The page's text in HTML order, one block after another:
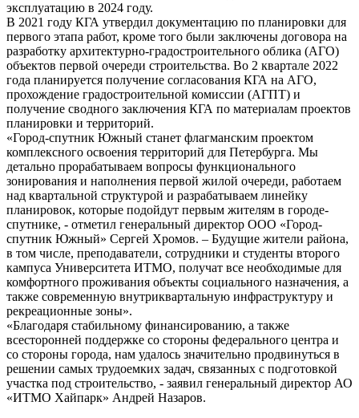
эксплуатацию в 2024 году.
В 2021 году КГА утвердил документацию по планировки для
первого этапа работ, кроме того были заключены договора на
разработку архитектурно-градостроительного облика (АГО)
объектов первой очереди строительства. Во 2 квартале 2022
года планируется получение согласования КГА на АГО,
прохождение градостроительной комиссии (АГПТ) и
получение сводного заключения КГА по материалам проектов
планировки и территорий.
«Город-спутник Южный станет флагманским проектом
комплексного освоения территорий для Петербурга. Мы
детально прорабатываем вопросы функционального
зонирования и наполнения первой жилой очереди, работаем
над квартальной структурой и разрабатываем линейку
планировок, которые подойдут первым жителям в городе-
спутнике, - отметил генеральный директор ООО «Город-
спутник Южный» Сергей Хромов. – Будущие жители района,
в том числе, преподаватели, сотрудники и студенты второго
кампуса Университета ИТМО, получат все необходимые для
комфортного проживания объекты социального назначения, а
также современную внутриквартальную инфраструктуру и
рекреационные зоны».
«Благодаря стабильному финансированию, а также
всесторонней поддержке со стороны федерального центра и
со стороны города, нам удалось значительно продвинуться в
решении самых трудоемких задач, связанных с подготовкой
участка под строительство, - заявил генеральный директор АО
«ИТМО Хайпарк» Андрей Назаров.